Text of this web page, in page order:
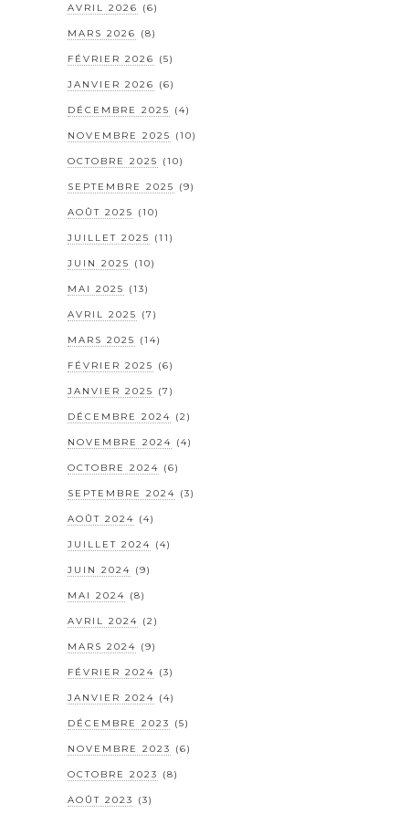
AVRIL 2026 (6)
MARS 2026 (8)
FÉVRIER 2026 (5)
JANVIER 2026 (6)
DÉCEMBRE 2025 (4)
NOVEMBRE 2025 (10)
OCTOBRE 2025 (10)
SEPTEMBRE 2025 (9)
AOÛT 2025 (10)
JUILLET 2025 (11)
JUIN 2025 (10)
MAI 2025 (13)
AVRIL 2025 (7)
MARS 2025 (14)
FÉVRIER 2025 (6)
JANVIER 2025 (7)
DÉCEMBRE 2024 (2)
NOVEMBRE 2024 (4)
OCTOBRE 2024 (6)
SEPTEMBRE 2024 (3)
AOÛT 2024 (4)
JUILLET 2024 (4)
JUIN 2024 (9)
MAI 2024 (8)
AVRIL 2024 (2)
MARS 2024 (9)
FÉVRIER 2024 (3)
JANVIER 2024 (4)
DÉCEMBRE 2023 (5)
NOVEMBRE 2023 (6)
OCTOBRE 2023 (8)
AOÛT 2023 (3)